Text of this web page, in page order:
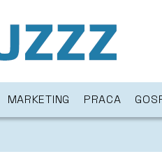
MARKETING PRACA